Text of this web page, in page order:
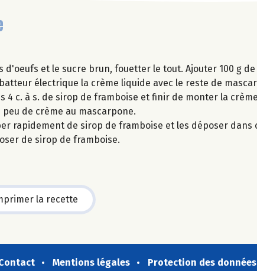
d'oeufs et le sucre brun, fouetter le tout. Ajouter 100 g
électrique la crème liquide avec le reste de
4 c. à s. de sirop de framboise et finir de monter la
de crème au mascarpone.
rapidement de sirop de framboise et les déposer
de sirop de framboise.
la recette
Mentions légales Protection des données